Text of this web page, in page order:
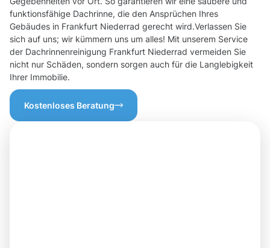
funktionsfähige Dachrinne, die den Ansprüchen Ihres
Gebäudes in Frankfurt Niederrad gerecht wird.Verlassen Sie
sich auf uns; wir kümmern uns um alles! Mit unserem Service
der Dachrinnenreinigung Frankfurt Niederrad vermeiden Sie
nicht nur Schäden, sondern sorgen auch für die Langlebigkeit
Ihrer Immobilie.
Kostenloses Beratung